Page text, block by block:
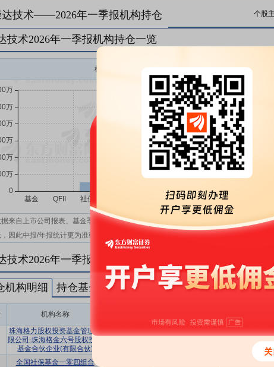
达技术——2026年一季报机构持仓 个股
技术2026年一季报机构持仓一览
机构持股(万)
来自上市公司报表、基金季报、半年报和基金年报；在上市公司报表、基金季报、
因此中报/年报统计更为准确。
技术2026年一季报机构持仓明细
机构明细 持仓基金明细 持仓QFII明细 持仓社保明细
机构名称
珠海格力股权投资基金管理有
限公司-珠海格金六号股权投资
基金合伙企业(有限合伙)
1014.20
全国社保基金一零四组合 536.50